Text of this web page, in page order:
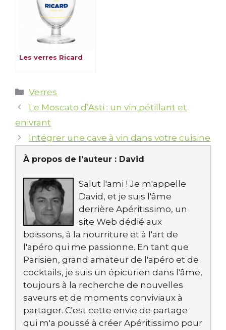
Les verres Ricard
Catégories
Verres
Le Moscato d’Asti : un vin pétillant et
enivrant
Intégrer une cave à vin dans votre cuisine
À propos de l'auteur : David
Salut l'ami ! Je m'appelle
David, et je suis l'âme
derrière Apéritissimo, un
site Web dédié aux
boissons, à la nourriture et à l'art de
l'apéro qui me passionne. En tant que
Parisien, grand amateur de l'apéro et de
cocktails, je suis un épicurien dans l'âme,
toujours à la recherche de nouvelles
saveurs et de moments conviviaux à
partager. C'est cette envie de partage
qui m'a poussé à créer Apéritissimo pour